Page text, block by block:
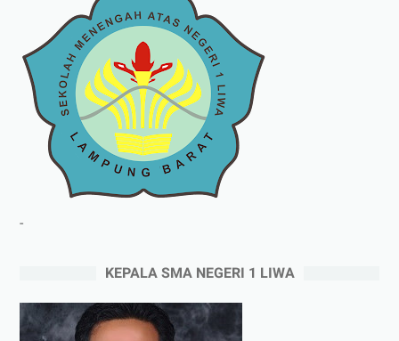
-
KEPALA SMA NEGERI 1 LIWA